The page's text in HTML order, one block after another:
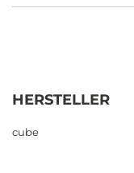
HERSTELLER
cube